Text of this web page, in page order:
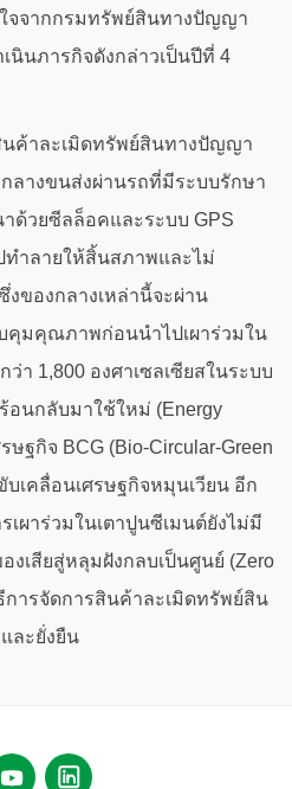
จจากกรมทรัพย์สินทางปัญญา
นินภารกิจดังกล่าวเป็นปีที่ 4
ค้าละเมิดทรัพย์สินทางปัญญา
ลางขนส่งผ่านรถที่มีระบบรักษา
ด้วยซีลล็อคและระบบ GPS
ทำลายให้สิ้นสภาพและไม่
งของกลางเหล่านี้จะผ่าน
คุมคุณภาพก่อนนำไปเผาร่วมใน
า 1,800 องศาเซลเซียสในระบบ
อนกลับมาใช้ใหม่ (Energy
ษฐกิจ BCG (Bio-Circular-Green
บเคลื่อนเศรษฐกิจหมุนเวียน อีก
เผาร่วมในเตาปูนซีเมนต์ยังไม่มี
งเสียสู่หลุมฝังกลบเป็นศูนย์ (Zero
การจัดการสินค้าละเมิดทรัพย์สิน
ละยั่งยืน